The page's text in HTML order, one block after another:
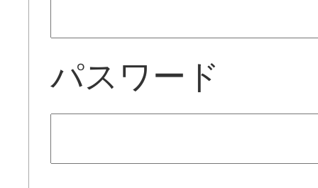
パスワード